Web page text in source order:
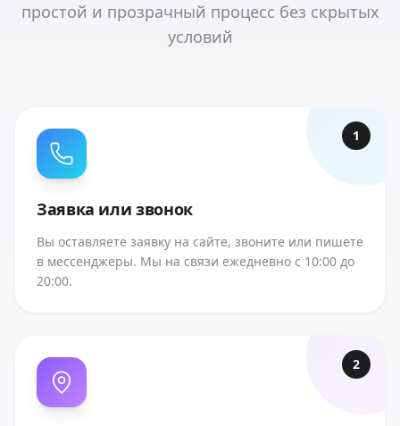
простой и прозрачный процесс без скрытых
условий
1
Заявка или звонок
Вы оставляете заявку на сайте, звоните или пишете
в мессенджеры. Мы на связи ежедневно с 10:00 до
20:00.
2